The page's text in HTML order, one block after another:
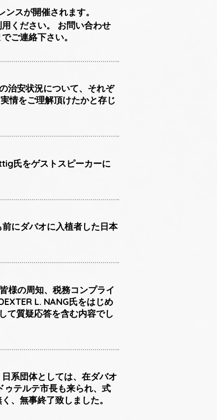
スが開催されます。
ください。 お問い合わせ
ご連絡下さい。
治安状況について、それぞ
情をご理解頂けたかと存じ
氏をゲストスピーカーに
にダバオに入植者した日本
様の周知、税務コンプライ
L. NANG氏をはじめ
て質疑応答を含む内容でし
系団体としては、在ダバオ
ゥテルテ市長も来られ、式
、無事終了致しました。